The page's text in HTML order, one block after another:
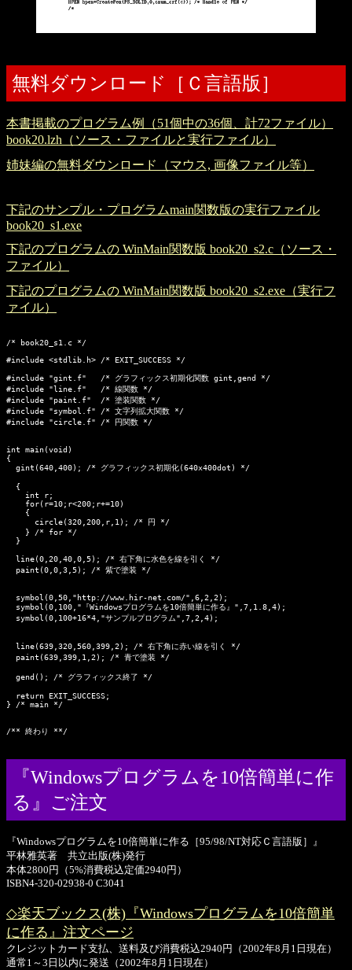
無料ダウンロード［Ｃ言語版］
本書掲載のプログラム例（51個中の36個、計72ファイル）
book20.lzh（ソース・ファイルと実行ファイル）
姉妹編の無料ダウンロード（マウス, 画像ファイル等）
下記のサンプル・プログラムmain関数版の実行ファイル
book20_s1.exe
下記のプログラムの WinMain関数版 book20_s2.c（ソース・
ファイル）
下記のプログラムの WinMain関数版 book20_s2.exe（実行フ
ァイル）
/* book20_s1.c */
#include <stdlib.h> /* EXIT_SUCCESS */
#include "gint.f"   /* グラフィックス初期化関数 gint,gend */
#include "line.f"   /* 線関数 */
#include "paint.f"  /* 塗装関数 */
#include "symbol.f" /* 文字列拡大関数 */
#include "circle.f" /* 円関数 */
int main(void)
{
  gint(640,400); /* グラフィックス初期化(640x400dot) */
  {
    int r;
    for(r=10;r<200;r+=10)
    {
      circle(320,200,r,1); /* 円 */
    } /* for */
  }
  line(0,20,40,0,5); /* 右下角に水色を線を引く */
  paint(0,0,3,5); /* 紫で塗装 */
  symbol(0,50,"http://www.hir-net.com/",6,2,2);
  symbol(0,100,"『Windowsプログラムを10倍簡単に作る』",7,1.8,4);
  symbol(0,100+16*4,"サンプルプログラム",7,2,4);
  line(639,320,560,399,2); /* 右下角に赤い線を引く */
  paint(639,399,1,2); /* 青で塗装 */
  gend(); /* グラフィックス終了 */
  return EXIT_SUCCESS;
} /* main */
『Windowsプログラムを10倍簡単に作
る』ご注文
『Windowsプログラムを10倍簡単に作る［95/98/NT対応Ｃ言語版］』
平林雅英著 共立出版(株)発行
本体2800円（5%消費税込定価2940円）
ISBN4-320-02938-0 C3041
◇楽天ブックス(株)『Windowsプログラムを10倍簡単
に作る』注文ページ
クレジットカード支払、送料及び消費税込2940円（2002年8月1日現在）
通常1～3日以内に発送（2002年8月1日現在）